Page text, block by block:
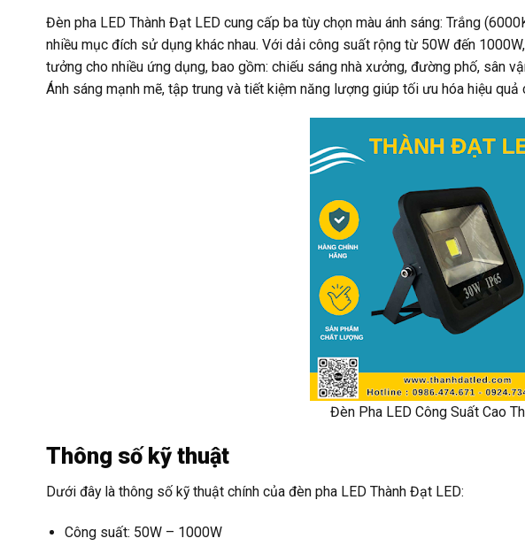
Đèn pha LED Thành Đạt LED cung cấp ba tùy chọn màu ánh sáng: Trắng
nhiều mục đích sử dụng khác nhau. Với dải công suất rộng từ 50W đến
tưởng cho nhiều ứng dụng, bao gồm: chiếu sáng nhà xưởng, đường phố, sân
Ánh sáng mạnh mẽ, tập trung và tiết kiệm năng lượng giúp tối ưu hóa hiệu quả
Đèn Pha LED Công Suất Cao
Thông số kỹ thuật
Dưới đây là thông số kỹ thuật chính của đèn pha LED Thành Đạt LED:
Công suất: 50W – 1000W